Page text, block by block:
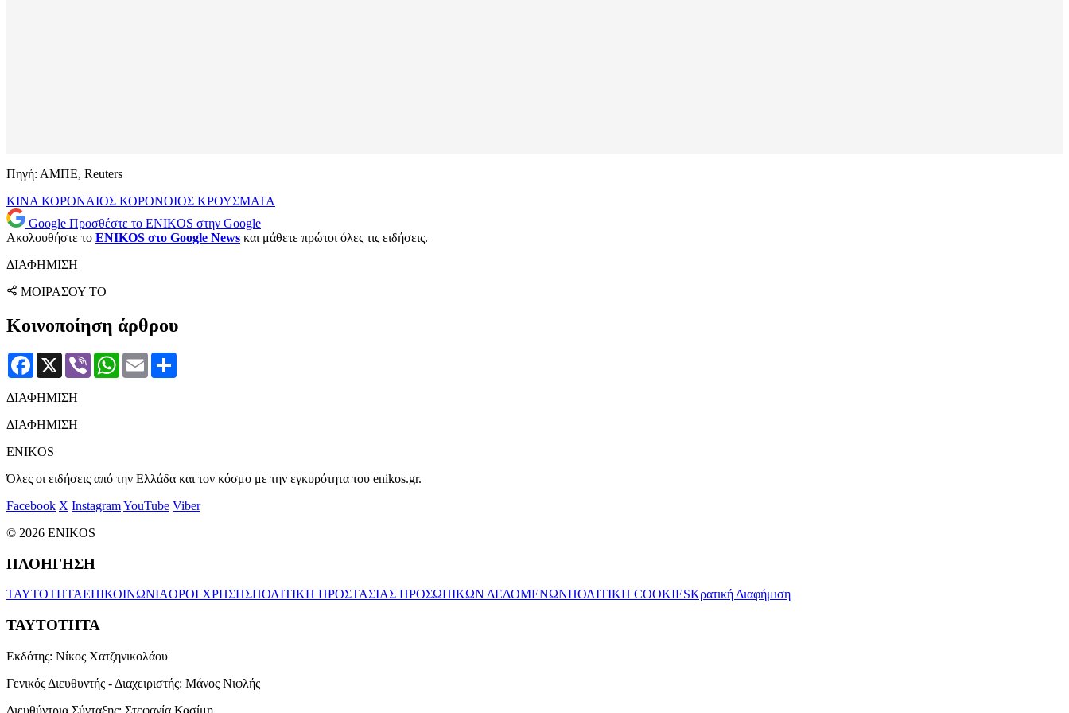
Πηγή: ΑΜΠΕ, Reuters
ΚΙΝΑ ΚΟΡΟΝΑΙΟΣ ΚΟΡΟΝΟΙΟΣ ΚΡΟΥΣΜΑΤΑ
Google Προσθέστε το ENIKOS στην Google
Ακολουθήστε το ENIKOS στο Google News και μάθετε πρώτοι όλες τις ειδήσεις.
ΔΙΑΦΗΜΙΣΗ
ΜΟΙΡΑΣΟΥ ΤΟ
Κοινοποίηση άρθρου
Facebook
X Viber WhatsApp
Email
ΔΙΑΦΗΜΙΣΗ
ΔΙΑΦΗΜΙΣΗ
ENIKOS
Όλες οι ειδήσεις από την Ελλάδα και τον κόσμο με την εγκυρότητα του enikos.gr.
Facebook X InstagramYouTube Viber
© 2026 ENIKOS
ΠΛΟΗΓΗΣΗ
ΤΑΥΤΟΤΗΤΑΕΠΙΚΟΙΝΩΝΙΑΟΡΟΙ ΧΡΗΣΗΣΠΟΛΙΤΙΚΗ ΠΡΟΣΤΑΣΙΑΣ ΠΡΟΣΩΠΙΚΩΝ ΔΕΔΟΜΕΝΩΝΠΟΛΙΤΙΚΗ COOKIESΚρατική Διαφήμιση
ΤΑΥΤΟΤΗΤΑ
Εκδότης: Νίκος Χατζηνικολάου
Γενικός Διευθυντής - Διαχειριστής: Μάνος Νιφλής
Διευθύντρια Σύνταξης: Στεφανία Κασίμη